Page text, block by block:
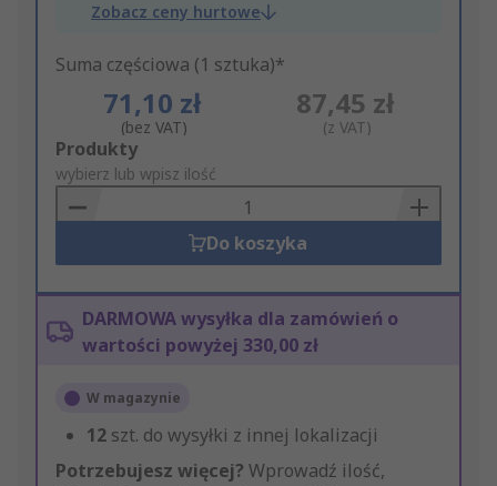
Zobacz ceny hurtowe
Suma częściowa (1 sztuka)*
71,10 zł
(bez VAT)
87,45 zł
(z VAT)
Add
to
Basket
Produkty
wybierz lub wpisz ilość
Do koszyka
DARMOWA wysyłka dla zamówień o
wartości powyżej 330,00 zł
W magazynie
12 szt. do wysyłki z innej lokalizacji
Potrzebujesz więcej? Wprowadź ilość,